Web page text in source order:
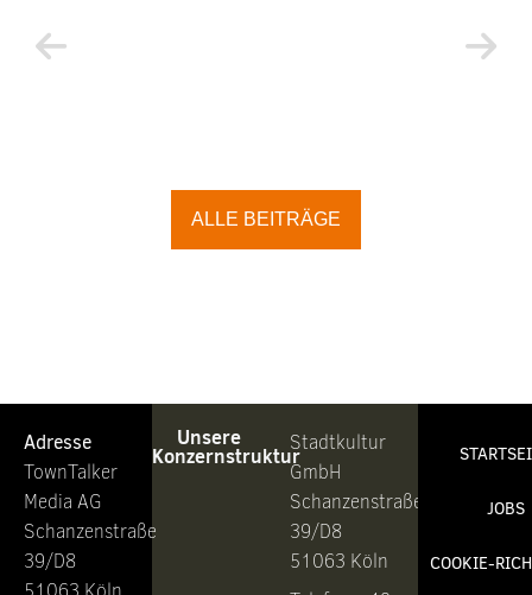
ALLE BEITRÄGE
Adresse
TownTalker
Media AG
Schanzenstraße
39/D8
Unsere
Konzernstruktur
Stadtkultur
GmbH
Schanzenstraße
39/D8
51063 Köln
JOBS
COOKIE-